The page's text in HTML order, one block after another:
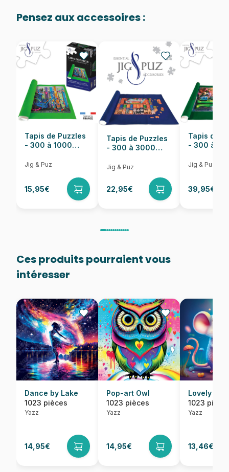
Provenance Puzzles fabriqués en France
EAN 8699375062380
Nombre de pièces 1023 pièces
Dimensions 60 x 60 cm
Pensez aux accessoires :
Tapis de Puzzles
- 300 à 1000
Jig & Puz
15,95€
Tapis de Puzzles
- 300 à 3000
Jig & Puz
22,95€
Tapis de
- 300 à
Jig & Puz
39,95€
Ces produits pourraient vous
intéresser
Dance by Lake
1023 pièces
Yazz
14,95€
Pop-art Owl
1023 pièces
Yazz
14,95€
Lovely
1023
Yazz
13,46€